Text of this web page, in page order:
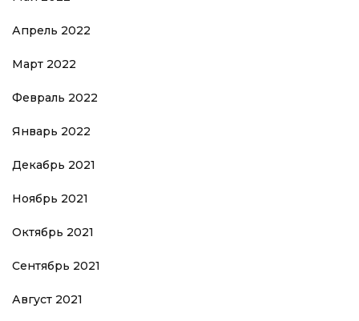
Апрель 2022
Март 2022
Февраль 2022
Январь 2022
Декабрь 2021
Ноябрь 2021
Октябрь 2021
Сентябрь 2021
Август 2021